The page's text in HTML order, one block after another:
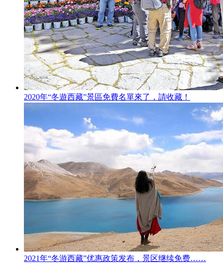
2020年“冬遊西藏”景區免費名單來了，請收藏！
2021年“冬游西藏”优惠政策发布，景区继续免费……